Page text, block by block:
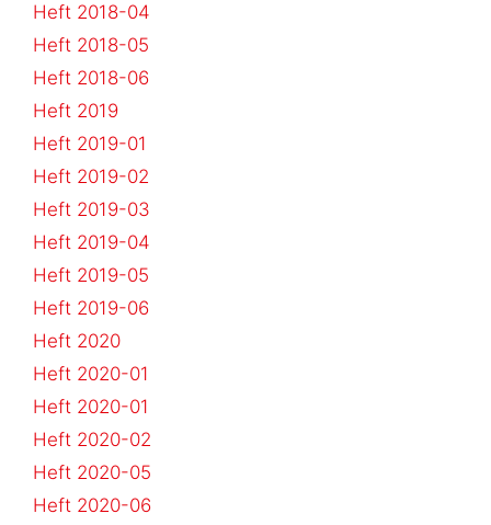
Heft 2018-04
Heft 2018-05
Heft 2018-06
Heft 2019
Heft 2019-01
Heft 2019-02
Heft 2019-03
Heft 2019-04
Heft 2019-05
Heft 2019-06
Heft 2020
Heft 2020-01
Heft 2020-01
Heft 2020-02
Heft 2020-05
Heft 2020-06